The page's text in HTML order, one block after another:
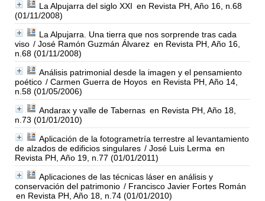
La Alpujarra del siglo XXI en Revista PH, Año 16, n.68
(01/11/2008)
La Alpujarra. Una tierra que nos sorprende tras cada
viso / José Ramón Guzmán Álvarez en Revista PH, Año 16,
n.68 (01/11/2008)
Análisis patrimonial desde la imagen y el pensamiento
poético / Carmen Guerra de Hoyos en Revista PH, Año 14,
n.58 (01/05/2006)
Andarax y valle de Tabernas en Revista PH, Año 18,
n.73 (01/01/2010)
Aplicación de la fotogrametría terrestre al levantamiento
de alzados de edificios singulares / José Luis Lerma en
Revista PH, Año 19, n.77 (01/01/2011)
Aplicaciones de las técnicas láser en análisis y
conservación del patrimonio / Francisco Javier Fortes Román
en Revista PH, Año 18, n.74 (01/01/2010)